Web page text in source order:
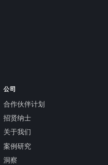
公司
合作伙伴计划
招贤纳士
关于我们
案例研究
洞察